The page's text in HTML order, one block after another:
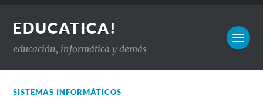
EDUCATICA!
educación, informática y demás
SISTEMAS INFORMÁTICOS